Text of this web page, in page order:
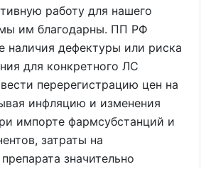
работу для нашего
им благодарны. ПП РФ
наличия дефектуры или риска
для конкретного ЛС
перерегистрацию цен на
инфляцию и изменения
импорте фармсубстанций и
затраты на
значительно